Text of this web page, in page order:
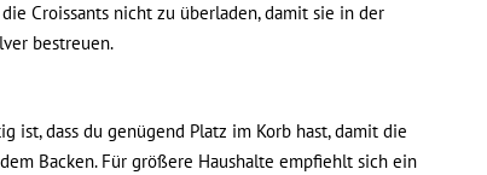
Croissants nicht zu überladen, damit sie in der
bestreuen.
dass du genügend Platz im Korb hast, damit die
Backen. Für größere Haushalte empfiehlt sich ein